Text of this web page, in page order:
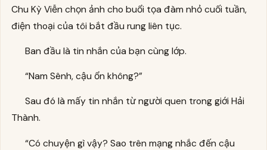
Chu Kỳ Viễn chọn ảnh cho buổi tọa đàm nhỏ cuối tuần,
điện thoại của tôi bắt đầu rung liên tục.
Ban đầu là tin nhắn của bạn cùng lớp.
“Nam Sênh, cậu ổn không?”
Sau đó là mấy tin nhắn từ người quen trong giới Hải
Thành.
“Có chuyện gì vậy? Sao trên mạng nhắc đến cậu